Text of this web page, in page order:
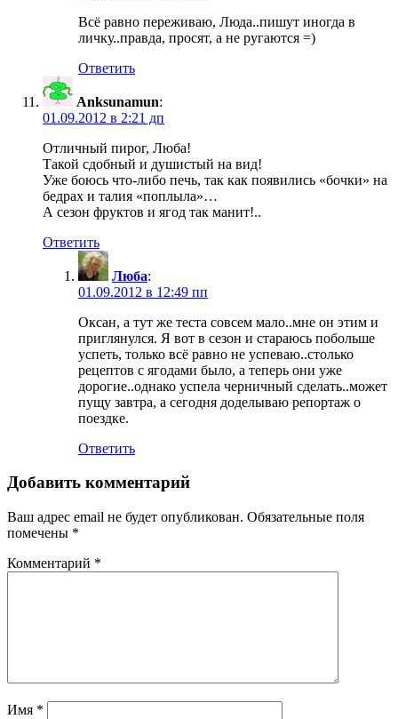
Всё равно переживаю, Люда..пишут иногда в
личку..правда, просят, а не ругаются =)
Ответить
Anksunamun:
01.09.2012 в 2:21 дп
Отличный пирог, Люба!
Такой сдобный и душистый на вид!
Уже боюсь что-либо печь, так как появились «бочки» на
бедрах и талия «поплыла»…
А сезон фруктов и ягод так манит!..
Ответить
Люба:
01.09.2012 в 12:49 пп
Оксан, а тут же теста совсем мало..мне он этим и
приглянулся. Я вот в сезон и стараюсь побольше
успеть, только всё равно не успеваю..столько
рецептов с ягодами было, а теперь они уже
дорогие..однако успела черничный сделать..может
пущу завтра, а сегодня доделываю репортаж о
поездке.
Ответить
Добавить комментарий
Ваш адрес email не будет опубликован. Обязательные поля
помечены *
Комментарий *
Имя *